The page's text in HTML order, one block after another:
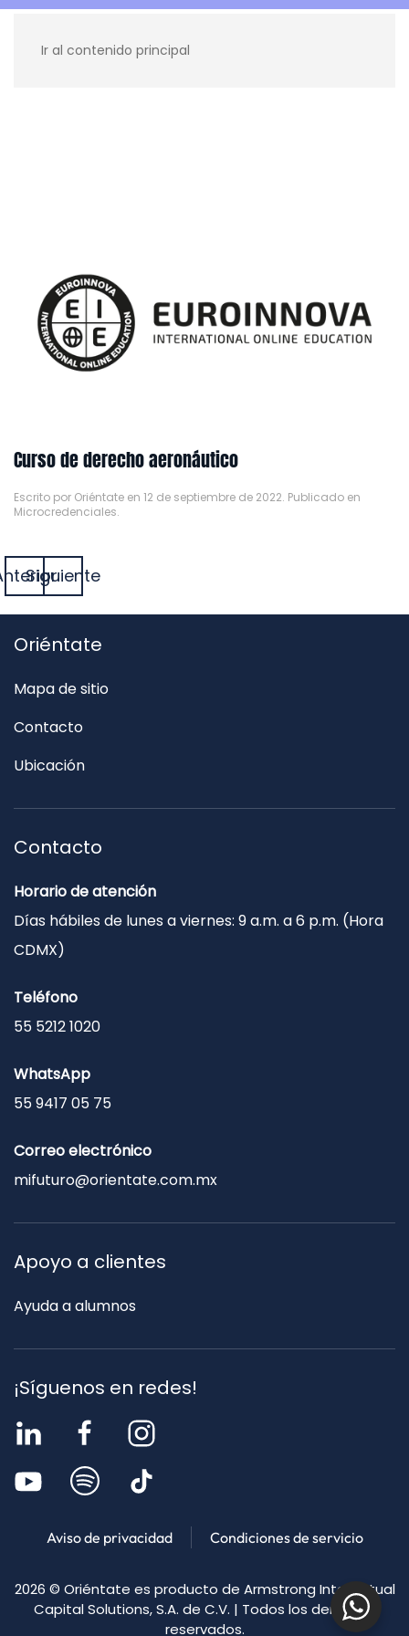
Ir al contenido principal
Curso de derecho aeronáutico
Escrito por Oriéntate en 12 de septiembre de 2022. Publicado en
Microcredenciales.
Siguiente
Oriéntate
Mapa de sitio
Contacto
Ubicación
Contacto
Horario de atención
Días hábiles de lunes a viernes: 9 a.m. a 6 p.m. (Hora
CDMX)
Teléfono
55 5212 1020
WhatsApp
55 9417 05 75
Correo electrónico
mifuturo@orientate.com.mx
Apoyo a clientes
Ayuda a alumnos
¡Síguenos en redes!
Aviso de privacidad Condiciones de servicio
2026 © Oriéntate es producto de Armstrong Intellectual
Capital Solutions, S.A. de C.V. | Todos los derechos
reservados.